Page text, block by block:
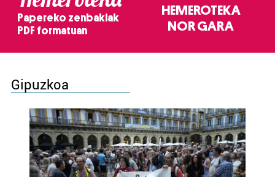
Papereko zenbakiak
PDF formatuan
HEMEROTEKA
NOR GARA
Gipuzkoa